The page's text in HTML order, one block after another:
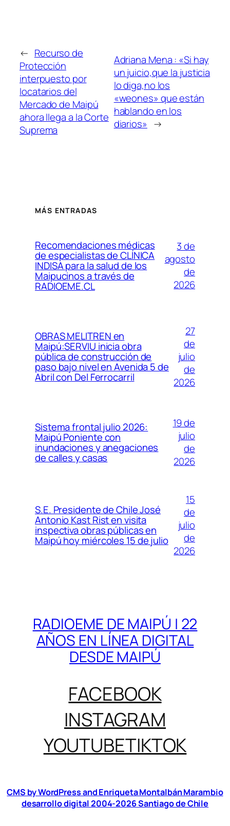
← Recurso de
Protección
interpuesto por
locatarios del
Mercado de Maipú
ahora llega a la Corte
Suprema
Adriana Mena : «Si hay
un juicio,que la justicia
lo diga,no los
«weones» que están
hablando en los
diarios» →
MÁS ENTRADAS
Recomendaciones médicas
de especialistas de CLÍNICA
INDISA para la salud de los
Maipucinos a través de
RADIOEME.CL
3 de
agosto
de
2026
OBRAS MELITREN en
Maipú:SERVIU inicia obra
pública de construcción de
paso bajo nivel en Avenida 5 de
Abril con Del Ferrocarril
27
de
julio
de
2026
Sistema frontal julio 2026:
Maipú Poniente con
inundaciones y anegaciones
de calles y casas
19 de
julio
de
2026
S.E. Presidente de Chile José
Antonio Kast Rist en visita
inspectiva obras públicas en
Maipú hoy miércoles 15 de julio
15
de
julio
de
2026
RADIOEME DE MAIPÚ | 22
AÑOS EN LÍNEA DIGITAL
DESDE MAIPÚ
FACEBOOK
INSTAGRAM
YOUTUBETIKTOK
CMS by WordPress and Enriqueta Montalbán Marambio
desarrollo digital 2004-2026 Santiago de Chile